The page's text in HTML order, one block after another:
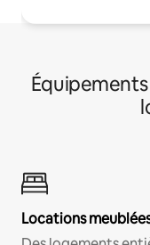
Locations